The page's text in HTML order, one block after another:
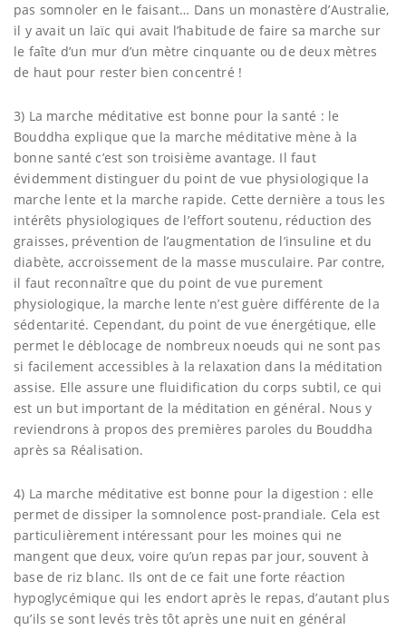
pas somnoler en le faisant… Dans un monastère d’Australie,
il y avait un laïc qui avait l’habitude de faire sa marche sur
le faîte d’un mur d’un mètre cinquante ou de deux mètres
de haut pour rester bien concentré !
3) La marche méditative est bonne pour la santé : le
Bouddha explique que la marche méditative mène à la
bonne santé c’est son troisième avantage. Il faut
évidemment distinguer du point de vue physiologique la
marche lente et la marche rapide. Cette dernière a tous les
intérêts physiologiques de l’effort soutenu, réduction des
graisses, prévention de l’augmentation de l’insuline et du
diabète, accroissement de la masse musculaire. Par contre,
il faut reconnaître que du point de vue purement
physiologique, la marche lente n’est guère différente de la
sédentarité. Cependant, du point de vue énergétique, elle
permet le déblocage de nombreux noeuds qui ne sont pas
si facilement accessibles à la relaxation dans la méditation
assise. Elle assure une fluidification du corps subtil, ce qui
est un but important de la méditation en général. Nous y
reviendrons à propos des premières paroles du Bouddha
après sa Réalisation.
4) La marche méditative est bonne pour la digestion : elle
permet de dissiper la somnolence post-prandiale. Cela est
particulièrement intéressant pour les moines qui ne
mangent que deux, voire qu’un repas par jour, souvent à
base de riz blanc. Ils ont de ce fait une forte réaction
hypoglycémique qui les endort après le repas, d’autant plus
qu’ils se sont levés très tôt après une nuit en général